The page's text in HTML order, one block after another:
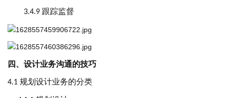
3.4.9 跟踪监督
四、 设计业务沟通的技巧
4.1 规划设计业务的分类